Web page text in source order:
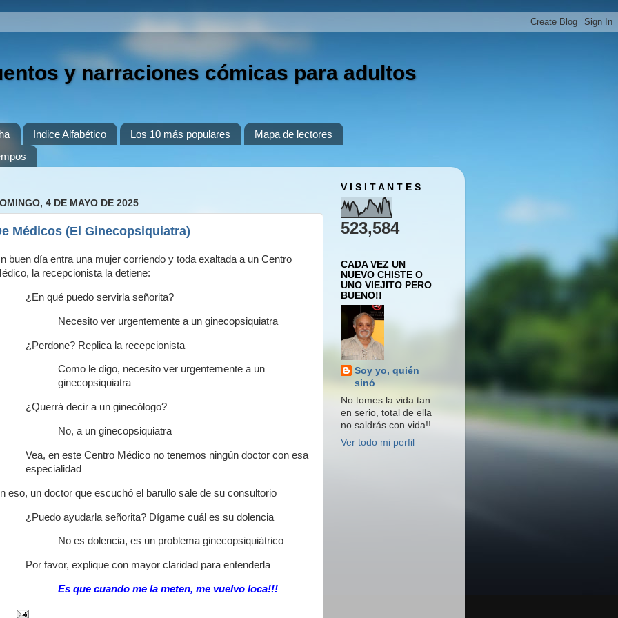
y narraciones cómicas para adultos
Indice Alfabético Los 10 más populares
Mapa de lectores
4 DE MAYO DE 2025
Médicos (El Ginecopsiquiatra)
buen día entra una mujer corriendo y toda exaltada a un Centro
la recepcionista la detiene:
¿En qué puedo servirla señorita?
Necesito ver urgentemente a un ginecopsiquiatra
¿Perdone? Replica la recepcionista
Como le digo, necesito ver urgentemente a un
ginecopsiquiatra
¿Querrá decir a un ginecólogo?
No, a un ginecopsiquiatra
Vea, en este Centro Médico no tenemos ningún doctor con esa
especialidad
eso, un doctor que escuchó el barullo sale de su consultorio
¿Puedo ayudarla señorita? Dígame cuál es su dolencia
No es dolencia, es un problema ginecopsiquiátrico
Por favor, explique con mayor claridad para entenderla
Es que cuando me la meten, me vuelvo loca!!!
V I S I T A N T E S
523,584
CADA VEZ UN
NUEVO CHISTE O
UNO VIEJITO PERO
BUENO!!
Soy yo, quién
sinó
No tomes la vida tan
en serio, total de ella
no saldrás con vida!!
Ver todo mi perfil